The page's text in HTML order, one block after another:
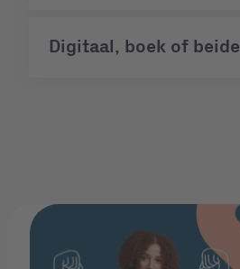
Digitaal, boek of beide